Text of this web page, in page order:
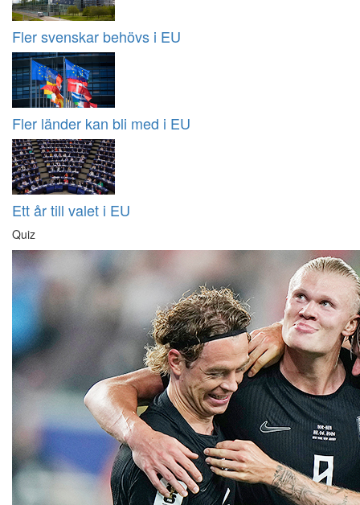
Fler svenskar behövs i EU
Fler länder kan bli med i EU
Ett år till valet i EU
Quiz